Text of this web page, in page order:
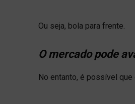
Ou seja, bola para frente.
O mercado pode
No entanto, é possível que